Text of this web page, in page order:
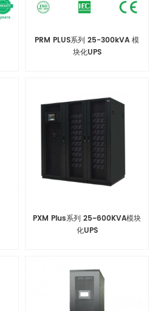
PRM PLUS系列 25-300kVA 模
块化UPS
PXM Plus系列 25~600KVA模块
化UPS